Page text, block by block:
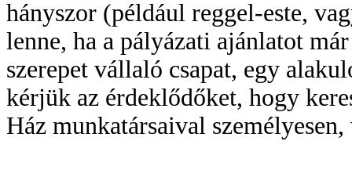
hányszor (például reggel-este,
lenne, ha a pályázati ajánlatot
szerepet vállaló csapat, egy
kérjük az érdeklődőket, hogy
Ház munkatársaival